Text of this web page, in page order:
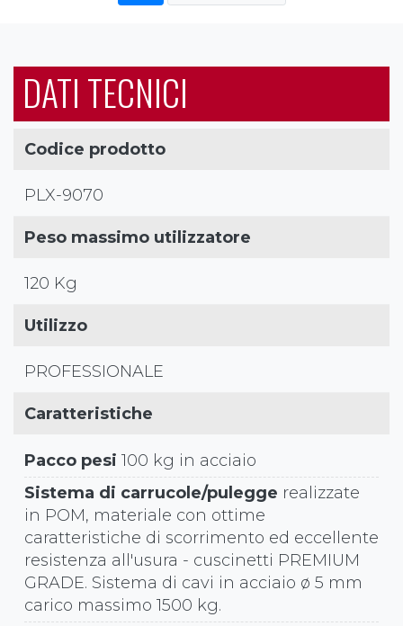
DATI TECNICI
Codice prodotto
PLX-9070
Peso massimo utilizzatore
120 Kg
Utilizzo
PROFESSIONALE
Caratteristiche
Pacco pesi 100 kg in acciaio
Sistema di carrucole/pulegge realizzate
in POM, materiale con ottime
caratteristiche di scorrimento ed eccellente
resistenza all'usura - cuscinetti PREMIUM
GRADE. Sistema di cavi in acciaio ø 5 mm
carico massimo 1500 kg.